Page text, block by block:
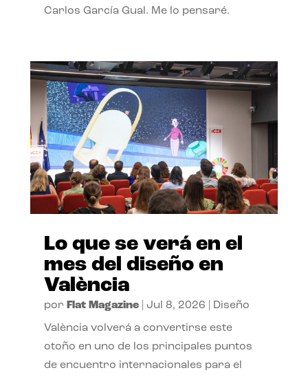
Carlos García Gual. Me lo pensaré.
Lo que se verá en el
mes del diseño en
València
por Flat Magazine| Jul 8, 2026 Diseño
València volverá a convertirse este
otoño en uno de los principales puntos
de encuentro internacionales para el